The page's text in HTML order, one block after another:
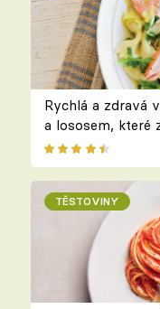
Rychlá a zdravá
a lososem, které
TĚSTOVINY